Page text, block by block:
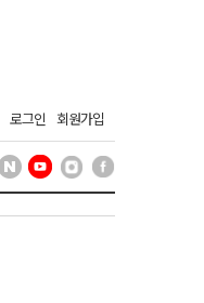
로그인 회원가입